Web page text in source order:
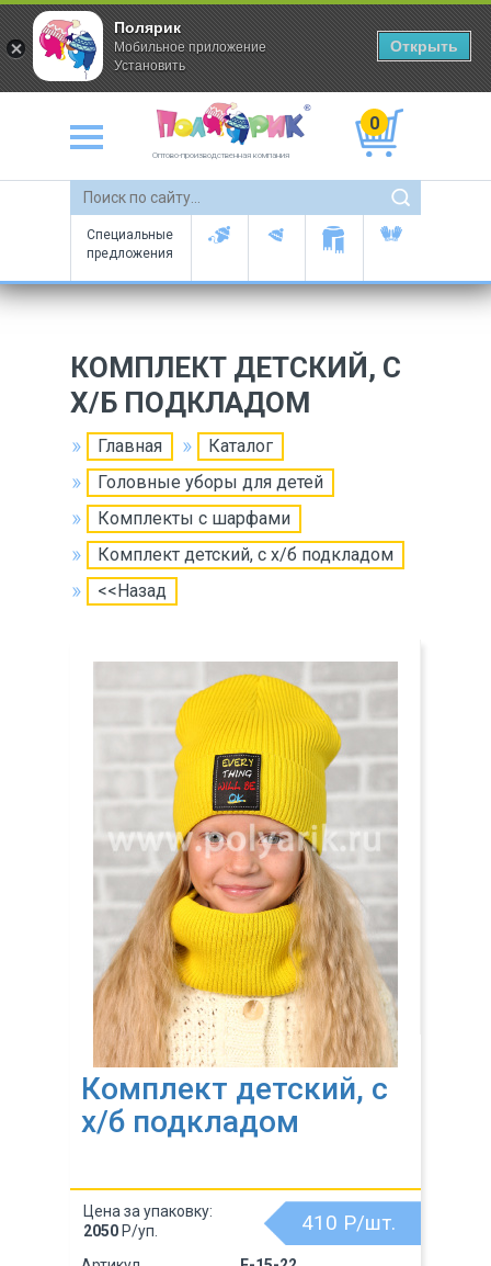
Оптово-производственная компания
0
Специальные
предложения
КОМПЛЕКТ ДЕТСКИЙ, С
Х/Б ПОДКЛАДОМ
Главная
Каталог
Головные уборы для детей
Комплекты с шарфами
Комплект детский, с х/б подкладом
<<Назад
Комплект детский, с
х/б подкладом
410 Р/шт.
Цена за упаковку:
2050 Р/уп.
Полярик
Мобильное приложение
Установить
Открыть